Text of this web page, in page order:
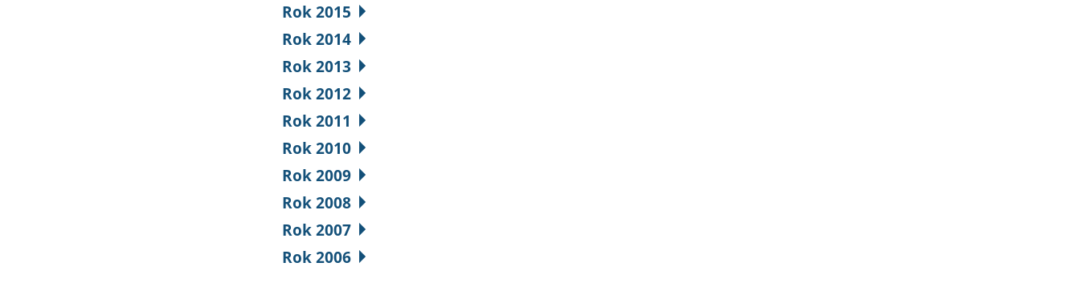
Rok 2015
Rok 2014
Rok 2013
Rok 2012
Rok 2011
Rok 2010
Rok 2009
Rok 2008
Rok 2007
Rok 2006